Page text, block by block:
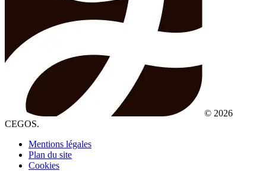
© 2026
CEGOS.
Mentions légales
Plan du site
Cookies